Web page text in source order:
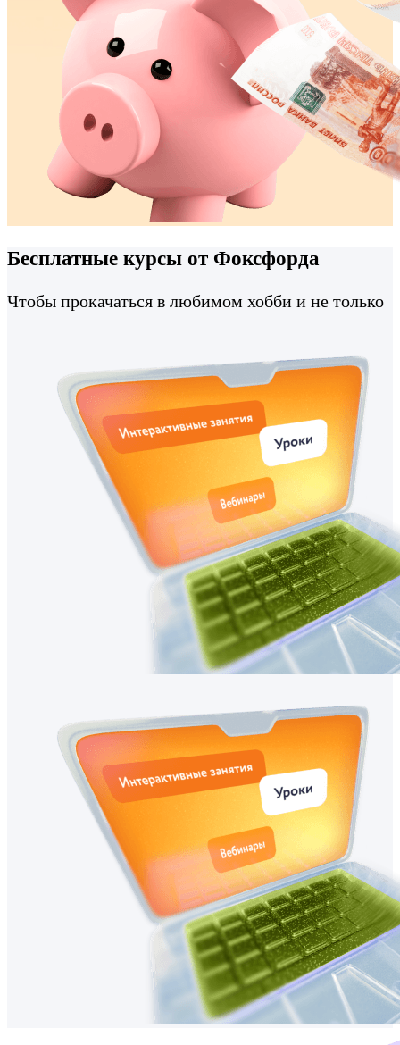
Бесплатные курсы от Фоксфорда
Чтобы прокачаться в любимом хобби и не только